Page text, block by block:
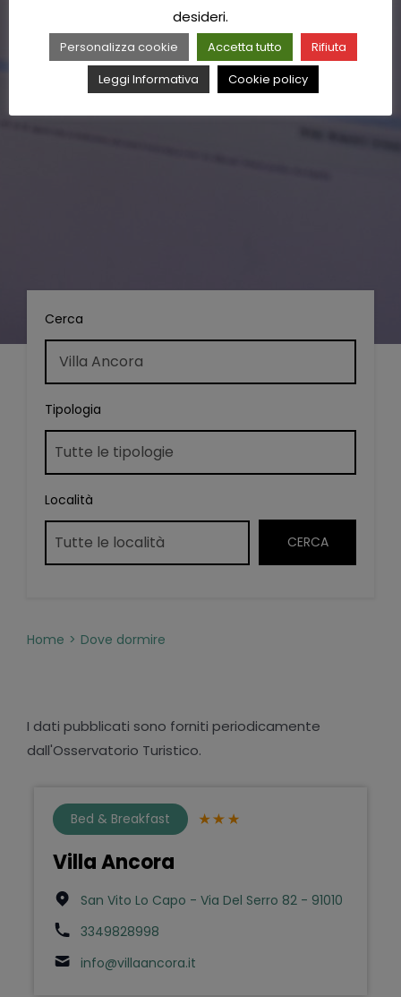
Cerca
Tipologia
Località
Home Dove dormire
I dati pubblicati sono forniti periodicamente
dall'Osservatorio Turistico.
Bed & Breakfast
Villa Ancora
San Vito Lo Capo - Via Del Serro 82 - 91010
3349828998
info@villaancora.it
desideri.
Personalizza cookie Accetta tutto
Rifiuta
Leggi Informativa
Cookie policy